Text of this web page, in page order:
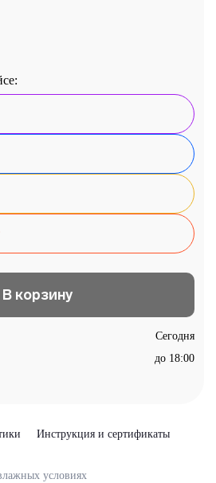
В корзину
Сегодня
до 18:00
Инструкция и сертификаты
условиях